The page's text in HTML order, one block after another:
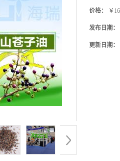
价格： ￥
发布日期：
更新日期：